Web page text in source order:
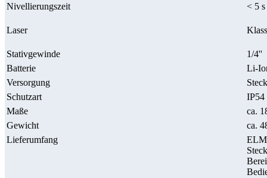
Nivellierungszeit
< 5 s
Laser
Stativgewinde
1/4''
Batterie
Li-
Versorgung
Schutzart
IP54
Maße
ca.
Gewicht
ca.
Lieferumfang